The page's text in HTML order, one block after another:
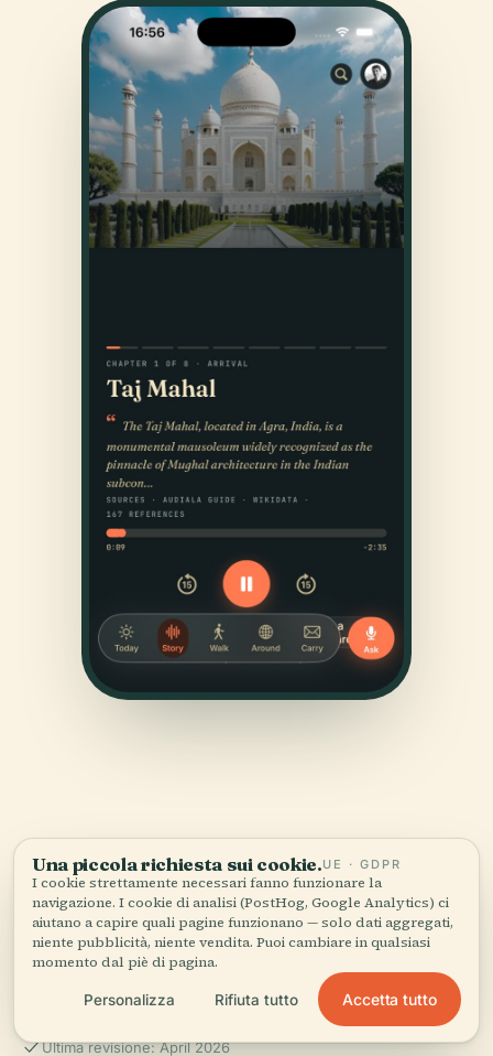
FONTI
Verificato,e mostrato.
Ricercata e scritta dal team editoriale di Audiala a
partire da documenti storici, archivi architettonici e
conoscenza del territorio.
Ultima revisione: April 2026
Una piccola richiesta sui cookie.UE · GDPR
I cookie strettamente necessari fanno funzionare la
navigazione. I cookie di analisi (PostHog, Google Analytics) ci
aiutano a capire quali pagine funzionano — solo dati aggregati,
niente pubblicità, niente vendita. Puoi cambiare in qualsiasi
momento dal piè di pagina.
Personalizza Rifiuta tutto Accetta tutto